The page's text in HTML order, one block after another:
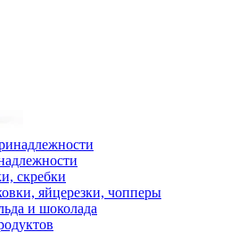
скребки
яйцерезки, чопперы
и шоколада